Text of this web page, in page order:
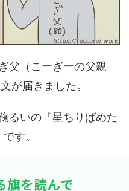
父（こーぎーの父親
が届きました。
るいの『星ちりばめた
す。
旗を読んで